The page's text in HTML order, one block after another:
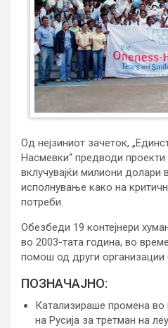
Од нејзиниот зачеток,
Насмевки“ предводи
вклучувајќи милиони долари
исполнување како на
потреби.
Обезбеди 19 контејнери
во 2003-тата година, во
помош од други организации
ПОЗНАЧАЈНО:
Катализираше промена во
на Русија за третман на